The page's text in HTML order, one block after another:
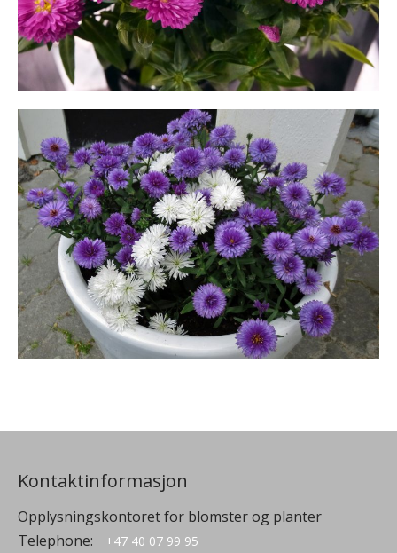
Kontaktinformasjon
Opplysningskontoret for blomster og planter
Telephone:
+47 40 07 99 95